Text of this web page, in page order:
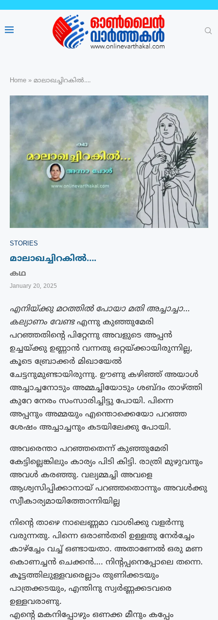
Home » മാലാഖച്ചിറകിൽ….
STORIES
മാലാഖച്ചിറകിൽ….
കഥ
January 20, 2025
എനിയ്ക്കു മഠത്തിൽ പോയാ മതി അച്ചാച്ചാ…
കല്യാണം വേണ്ടഎന്നു കുഞ്ഞുമേരി
പറഞ്ഞതിന്റെ പിറ്റേന്നു അവളുടെ അപ്പൻ
ഉച്ചയ്ക്കു ഉണ്ണാൻ വന്നതു ഒറ്റയ്ക്കായിരുന്നില്ല,
കൂടെ ബ്രോക്കർ മിഖായേൽ
ചേട്ടനുമുണ്ടായിരുന്നു. ഊണു കഴിഞ്ഞ് അയാൾ
അച്ചാച്ചനോടും അമ്മച്ചിയോടും ശബ്ദം താഴ്ത്തി
കുറേ നേരം സംസാരിച്ചിട്ടു പോയി. പിന്നെ
അപ്പനും അമ്മയും എന്തൊക്കെയോ പറഞ്ഞ
ശേഷം അച്ചാച്ചനും കടയിലേക്കു പോയി.
അവരെന്താ പറഞ്ഞതെന്ന് കുഞ്ഞുമേരി
കേട്ടില്ലെങ്കിലും കാര്യം പിടി കിട്ടി. രാത്രി മുഴുവനും
അവൾ കരഞ്ഞു. വല്യമ്മച്ചി അവളെ
ആശ്വസിപ്പിക്കാനായ് പറഞ്ഞതൊന്നും അവൾക്കു
സ്വീകാര്യമായിത്തോന്നിയില്ല
നിന്റെ താഴെ നാലെണ്ണമാ വാശിക്കു വളർന്നു
വരുന്നതു. പിന്നെ ഒരാൺതരി ഉള്ളതു നേർച്ചേം
കാഴ്ച്ചേം വച്ച് ഒണ്ടായതാ. അതാണേൽ ഒരു മണ
കൊണച്ചൻ ചെക്കൻ…. നിന്റപ്പനെപ്പോലെ തന്നെ.
കൂട്ടത്തിലുള്ളവരെല്ലാം തുണിക്കടയും
പാത്രക്കടയും, എന്തിനു സ്വർണ്ണക്കടവരെ
ഉള്ളവരാണു.
എന്റെ മകനിപ്പോഴും ഒണക്ക മീനും കപ്പേം